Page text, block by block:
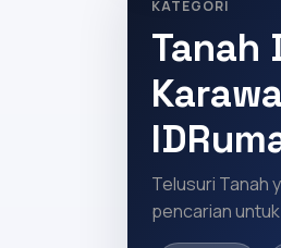
KATEGORI
Tanah
Telusuri Tanah
pencarian